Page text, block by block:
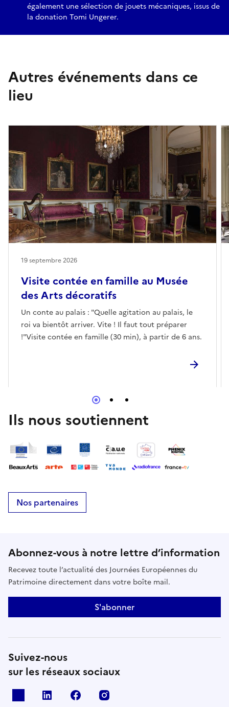
également une sélection de jouets mécaniques, issus de
la donation Tomi Ungerer.
Autres événements dans ce
lieu
Visite contée en famille au Musée
des Arts décoratifs
Un conte au palais : "Quelle agitation au palais, le
roi va bientôt arriver. Vite ! Il faut tout préparer
!"Visite contée en famille (30 min), à partir de 6 ans.
19 septembre 2026
Ils nous soutiennent
Nos partenaires
Abonnez-vous à notre lettre d’information
Recevez toute l’actualité des Journées Européennes du
Patrimoine directement dans votre boîte mail.
S'abonner
Suivez-nous
sur les réseaux sociaux
Linkedin Facebook